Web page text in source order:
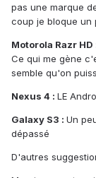
pas une marque
coup je bloque un
Motorola Razr HD
Ce qui me gène
semble qu'on
Nexus 4 : LE
Galaxy S3 : Un
dépassé
D'autres